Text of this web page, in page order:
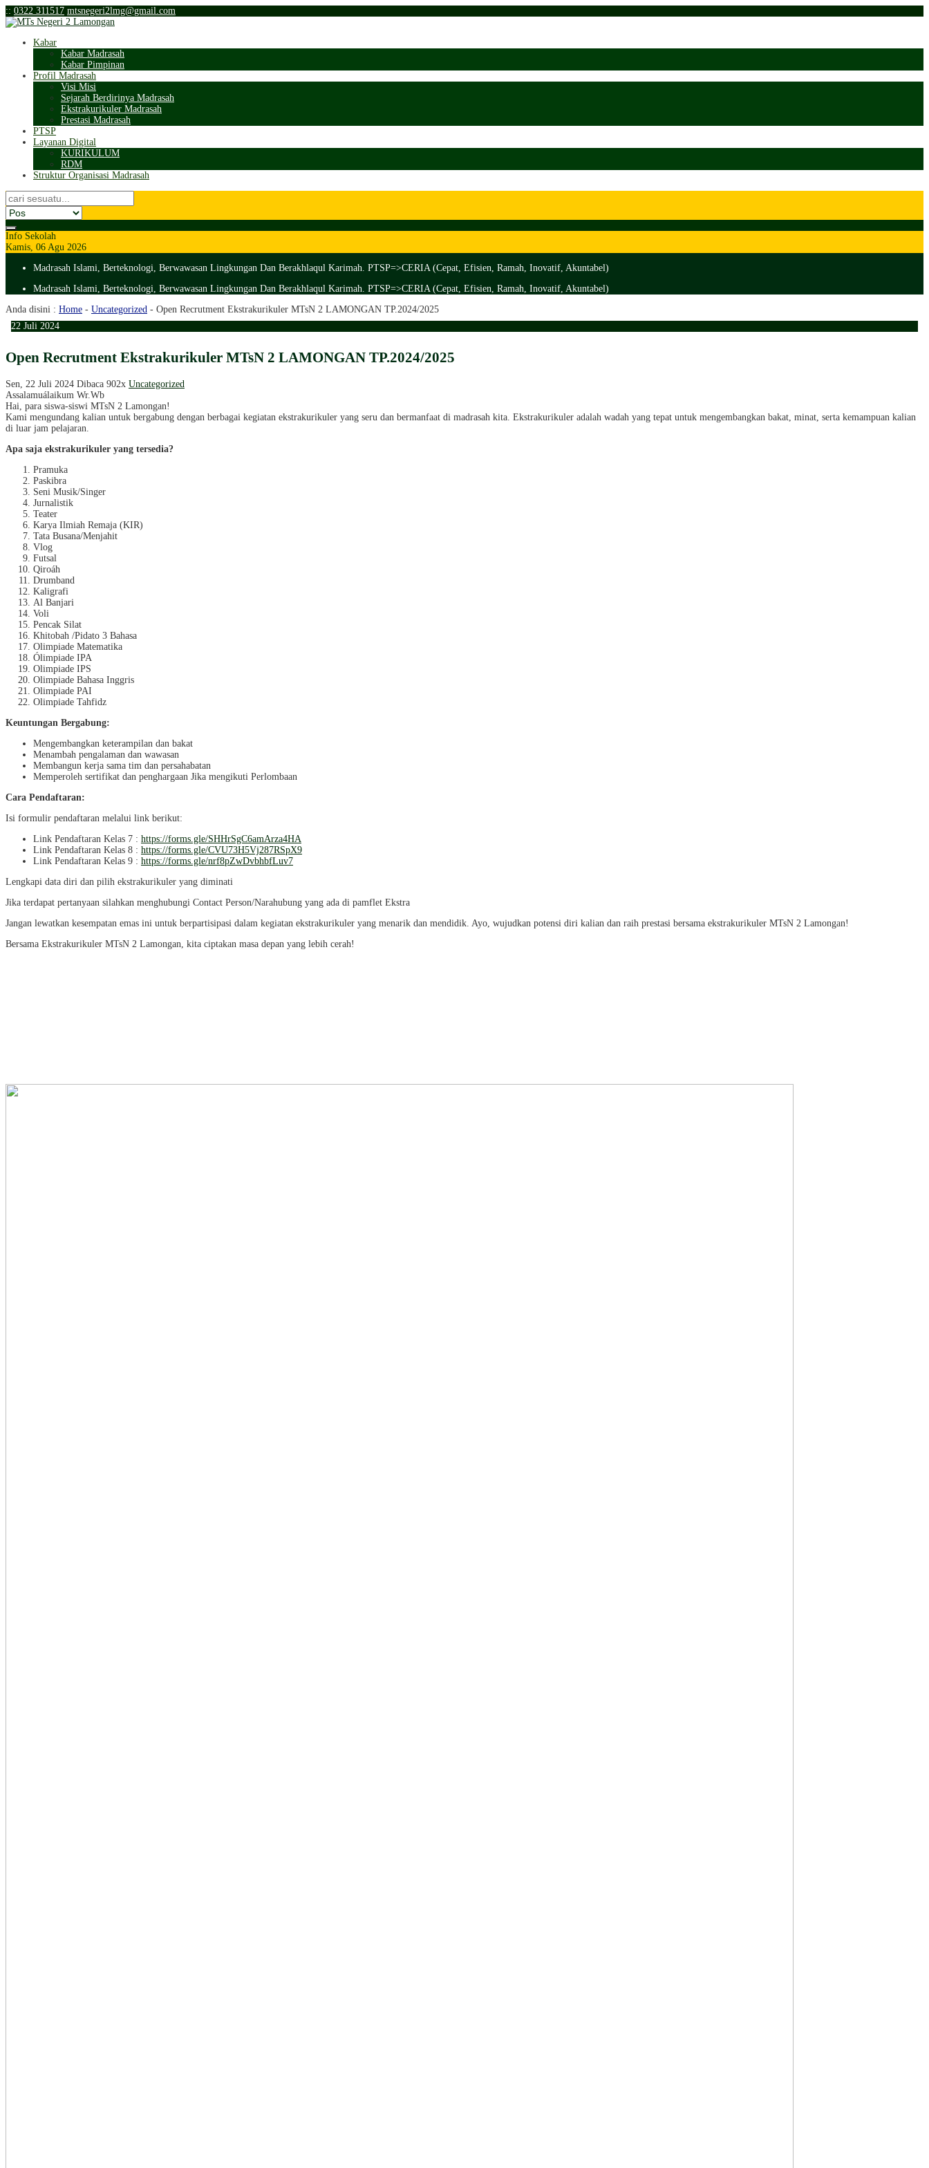
:: 0322 311517 mtsnegeri2lmg@gmail.com
Kabar
Kabar Madrasah
Kabar Pimpinan
Profil Madrasah
Visi Misi
Sejarah Berdirinya Madrasah
Ekstrakurikuler Madrasah
Prestasi Madrasah
PTSP
Layanan Digital
KURIKULUM
RDM
Struktur Organisasi Madrasah
Info Sekolah
Kamis, 06 Agu 2026
Madrasah Islami, Berteknologi, Berwawasan Lingkungan Dan Berakhlaqul Karimah. PTSP=>CERIA (Cepat, Efisien, Ramah, Inovatif, Akuntabel)
Madrasah Islami, Berteknologi, Berwawasan Lingkungan Dan Berakhlaqul Karimah. PTSP=>CERIA (Cepat, Efisien, Ramah, Inovatif, Akuntabel)
Anda disini : Home - Uncategorized - Open Recrutment Ekstrakurikuler MTsN 2 LAMONGAN TP.2024/2025
22 Juli 2024
Open Recrutment Ekstrakurikuler MTsN 2 LAMONGAN TP.2024/2025
Sen, 22 Juli 2024 Dibaca 902x Uncategorized
Assalamuálaikum Wr.Wb
Hai, para siswa-siswi MTsN 2 Lamongan!
Kami mengundang kalian untuk bergabung dengan berbagai kegiatan ekstrakurikuler yang seru dan bermanfaat di madrasah kita. Ekstrakurikuler adalah wadah yang tepat untuk mengembangkan bakat, minat, serta kemampuan kalian
di luar jam pelajaran.
Apa saja ekstrakurikuler yang tersedia?
Pramuka
Paskibra
Seni Musik/Singer
Jurnalistik
Teater
Karya Ilmiah Remaja (KIR)
Tata Busana/Menjahit
Vlog
Futsal
Qiroáh
Drumband
Kaligrafi
Al Banjari
Voli
Pencak Silat
Khitobah /Pidato 3 Bahasa
Olimpiade Matematika
Ólimpiade IPA
Olimpiade IPS
Olimpiade Bahasa Inggris
Olimpiade PAI
Olimpiade Tahfidz
Keuntungan Bergabung:
Mengembangkan keterampilan dan bakat
Menambah pengalaman dan wawasan
Membangun kerja sama tim dan persahabatan
Memperoleh sertifikat dan penghargaan Jika mengikuti Perlombaan
Cara Pendaftaran:
Isi formulir pendaftaran melalui link berikut:
Link Pendaftaran Kelas 7 : https://forms.gle/SHHrSgC6amArza4HA
Link Pendaftaran Kelas 8 : https://forms.gle/CVU73H5Vj287RSpX9
Link Pendaftaran Kelas 9 : https://forms.gle/nrf8pZwDvbhbfLuv7
Lengkapi data diri dan pilih ekstrakurikuler yang diminati
Jika terdapat pertanyaan silahkan menghubungi Contact Person/Narahubung yang ada di pamflet Ekstra
Jangan lewatkan kesempatan emas ini untuk berpartisipasi dalam kegiatan ekstrakurikuler yang menarik dan mendidik. Ayo, wujudkan potensi diri kalian dan raih prestasi bersama ekstrakurikuler MTsN 2 Lamongan!
Bersama Ekstrakurikuler MTsN 2 Lamongan, kita ciptakan masa depan yang lebih cerah!